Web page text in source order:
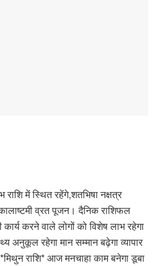
में स्थित रहेंगे,शतभिषा नक्षत्र
व्रत पूजन। दैनिक राशिफल
करने वाले लोगों को विशेष लाभ रहेगा
अनुकूल रहेगा मान सम्मान बढ़ेगा व्यापार
राशि* आज मनचाहा काम बनेगा डूबा